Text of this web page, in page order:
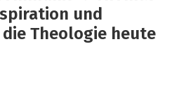
und
Theologie heute